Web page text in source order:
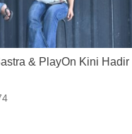
& PlayOn Kini Hadir